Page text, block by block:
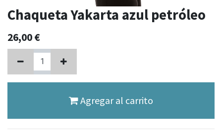
Chaqueta Yakarta azul petróleo
26,00€
Agregar al carrito